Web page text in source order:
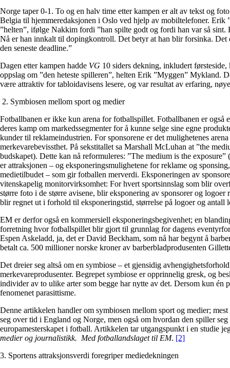
Norge taper 0-1. To og en halv time etter kampen er alt av tekst og
Belgia til hjemmeredaksjonen i Oslo ved hjelp av mobiltelefoner.
”helten”, ifølge Nakkim fordi ”han spilte godt og fordi han var så
Nå er han innkalt til dopingkontroll. Det betyr at han blir forsinka.
den seneste deadline.”
Dagen etter kampen hadde VG 10 siders dekning, inkludert førsteside,
oppslag om ”den heteste spilleren”, helten Erik ”Myggen” Mykland.
være attraktiv for tabloidavisens lesere, og var resultat av erfaring,
2. Symbiosen mellom sport og medier
Fotballbanen er ikke kun arena for fotballspillet. Fotballbanen er også
deres kamp om markedssegmenter for å kunne selge sine egne
kunder til reklameindustrien. For sponsorene er det mulighetenes
merkevarebevissthet. På sekstitallet sa Marshall McLuhan at ”the
budskapet). Dette kan nå reformuleres: ”The medium is the
er attraksjonen – og eksponeringsmulighetene for reklame og
medietilbudet – som gir fotballen merverdi. Eksponeringen av
vitenskapelig monitorvirksomhet: For hvert sportsinnslag som blir
større foto i de større avisene, blir eksponering av sponsorer og logoer
blir regnet ut i forhold til eksponeringstid, størrelse på logoer og antall
EM er derfor også en kommersiell eksponeringsbegivenhet; en
forretning hvor fotballspillet blir gjort til grunnlag for dagens
Espen Askeladd, ja, det er David Beckham, som nå har begynt å
betalt ca. 500 millioner norske kroner av barberbladprodusenten
Det dreier seg altså om en symbiose – et gjensidig
merkevareprodusenter. Begrepet symbiose er opprinnelig gresk, og
individer av to ulike arter som begge har nytte av det. Dersom kun én
fenomenet parasittisme.
Denne artikkelen handler om symbiosen mellom sport og medier;
seg over tid i England og Norge, men også om hvordan den spiller
europamesterskapet i fotball. Artikkelen tar utgangspunkt i en studie
medier og journalistikk. Med fotballandslaget til EM. [2]
3. Sportens attraksjonsverdi foregriper mediedekningen